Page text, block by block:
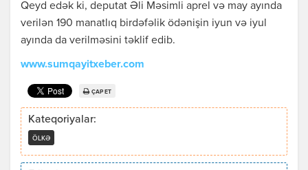
Qeyd edək ki, deputat Əli Məsimli aprel və may ayında
verilən 190 manatlıq birdəfəlik ödənişin iyun və iyul
ayında da verilməsini təklif edib.
www.sumqayitxeber.com
ÇAP ET
Kateqoriyalar:
ÖLKƏ